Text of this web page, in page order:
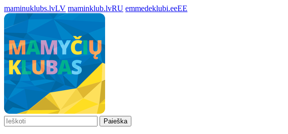
maminuklubs.lvLV maminklub.lvRU emmedeklubi.eeEE
Paieška